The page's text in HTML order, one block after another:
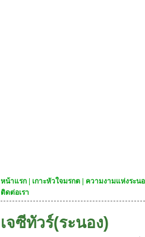
หน้าแรก เกาะหัวใจมรกต
ความงามแห่งระน
ติดต่อเรา
เจซีทัวร์(ระนอง)